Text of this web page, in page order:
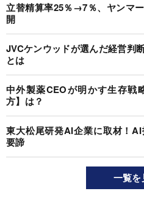
立替精算率25％→7％、ヤンマ
開
JVCケンウッドが選んだ経営判
とは
中外製薬CEOが明かす生存戦
方】は？
東大松尾研発AI企業に取材！
要諦
一覧を